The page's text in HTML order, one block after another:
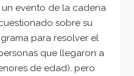
evento de la cadena
sobre su
para resolver el
que llegaron a
de edad), pero